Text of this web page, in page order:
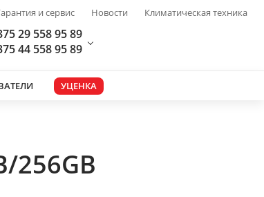
и сервис Новости Климатическая техника
29 558 95 89
44 558 95 89
УЦЕНКА
256GB